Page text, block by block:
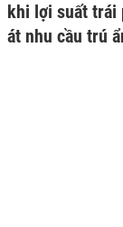
khi lợi suất trái
át nhu cầu trú